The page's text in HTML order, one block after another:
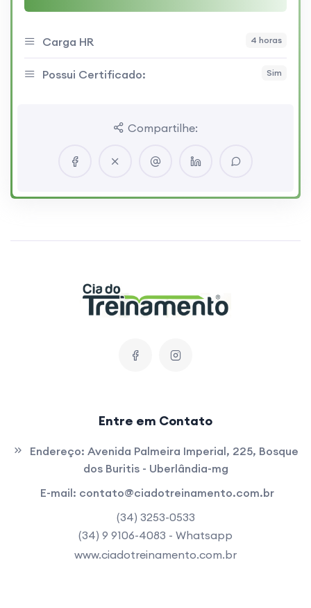
Carga HR 4 horas
Possui Certificado: Sim
Compartilhe:
Entre em Contato
Endereço: Avenida Palmeira Imperial, 225, Bosque
dos Buritis - Uberlândia-mg
E-mail: contato@ciadotreinamento.com.br
(34) 3253-0533
(34) 9 9106-4083 - Whatsapp
www.ciadotreinamento.com.br